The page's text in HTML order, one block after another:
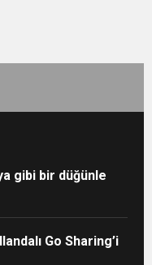
gibi bir düğünle
Go Sharing’i